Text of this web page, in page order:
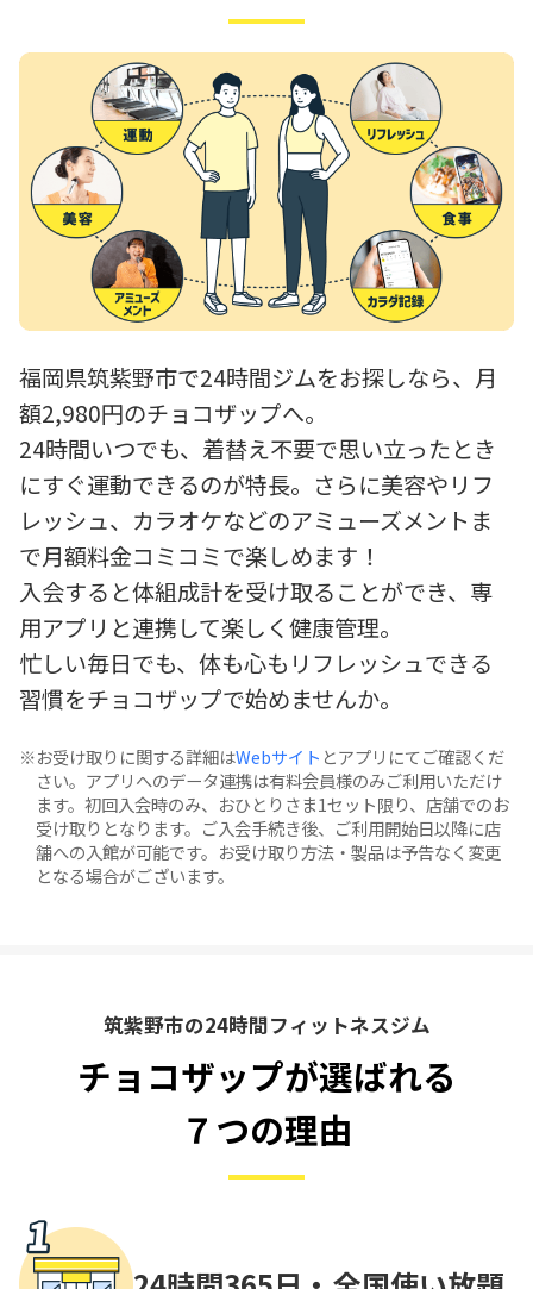
福岡県筑紫野市で24時間ジムをお探しなら、月
額2,980円のチョコザップへ。
24時間いつでも、着替え不要で思い立ったとき
にすぐ運動できるのが特長。さらに美容やリフ
レッシュ、カラオケなどのアミューズメントま
で月額料金コミコミで楽しめます！
入会すると体組成計を受け取ることができ、専
用アプリと連携して楽しく健康管理。
忙しい毎日でも、体も心もリフレッシュできる
習慣をチョコザップで始めませんか。
お受け取りに関する詳細はWebサイト とアプリにてご確認くだ
さい。アプリへのデータ連携は有料会員様のみご利用いただけ
ます。初回入会時のみ、おひとりさま1セット限り、店舗でのお
受け取りとなります。ご入会手続き後、ご利用開始日以降に店
舗への入館が可能です。お受け取り方法・製品は予告なく変更
となる場合がございます。
筑紫野市の24時間フィットネスジム
チョコザップが選ばれる
７つの理由